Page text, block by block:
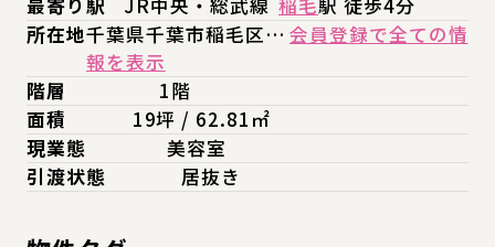
所在地千葉県千葉市稲毛区… 会員登録で全ての情
報を表示
階層
1階
面積
19坪 / 62.81㎡
現業態
美容室
引渡状態
居抜き